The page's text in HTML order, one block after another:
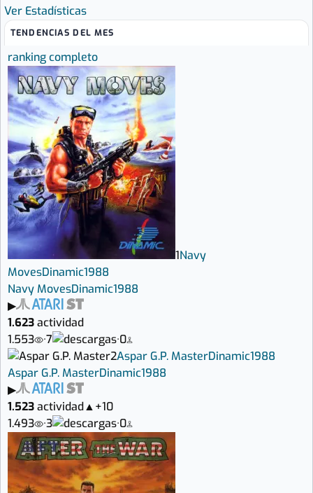
Ver Estadísticas
TENDENCIAS DEL MES
ranking completo
1Navy
MovesDinamic1988
Navy MovesDinamic1988
▶
1.623actividad
1.553
·7 ·0
2Aspar G.P. MasterDinamic1988
Aspar G.P. MasterDinamic1988
▶
1.523actividad▲+10
1.493
·3 ·0